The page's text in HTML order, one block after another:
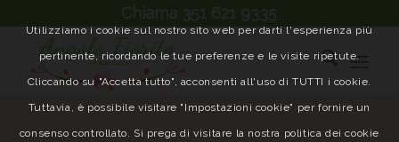
Chiama 351 621 9335
Utilizziamo i cookie sul nostro sito web per darti l'esperienza più
pertinente, ricordando le tue preferenze e le visite ripetute.
Cliccando su "Accetta tutto", acconsenti all'uso di TUTTI i cookie.
Tuttavia, è possibile visitare "Impostazioni cookie" per fornire un
consenso controllato. Si prega di visitare la nostra politica dei cookie